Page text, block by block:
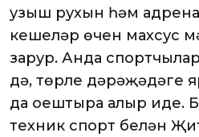
узыш рухын һәм
кешеләр өчен махсус
зарур. Анда
дә, төрле дәрәҗәдәге
да оештыра алыр иде.
техник спорт белән